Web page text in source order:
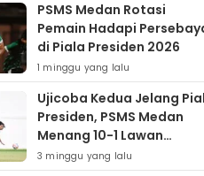
PSMS Medan Rotasi
Pemain Hadapi
di Piala Presiden 2026
1 minggu yang lalu
Ujicoba Kedua Jelang
Presiden, PSMS Medan
Menang 10-1 Lawan
Muspika FC
3 minggu yang lalu